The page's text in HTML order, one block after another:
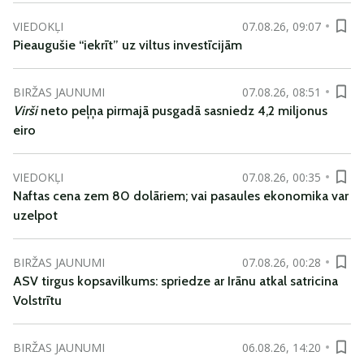
VIEDOKĻI
07.08.26, 09:07
Pieaugušie “iekrīt” uz viltus investīcijām
BIRŽAS JAUNUMI
07.08.26, 08:51
Viršineto peļņa pirmajā pusgadā sasniedz 4,2 miljonus
eiro
VIEDOKĻI
07.08.26, 00:35
Naftas cena zem 80 dolāriem; vai pasaules ekonomika var
uzelpot
BIRŽAS JAUNUMI
07.08.26, 00:28
ASV tirgus kopsavilkums: spriedze ar Irānu atkal satricina
Volstrītu
BIRŽAS JAUNUMI
06.08.26, 14:20